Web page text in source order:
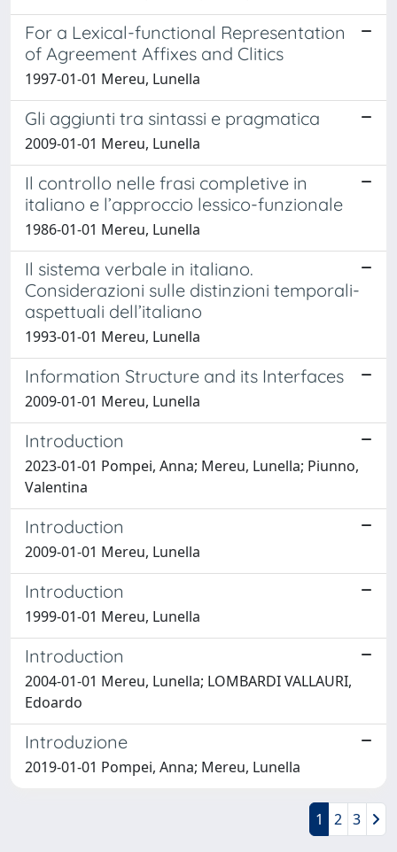
For a Lexical-functional Representation
of Agreement Affixes and Clitics
1997-01-01 Mereu, Lunella
Gli aggiunti tra sintassi e pragmatica
2009-01-01 Mereu, Lunella
Il controllo nelle frasi completive in
italiano e l’approccio lessico-funzionale
1986-01-01 Mereu, Lunella
Il sistema verbale in italiano.
Considerazioni sulle distinzioni temporali-
aspettuali dell’italiano
1993-01-01 Mereu, Lunella
Information Structure and its Interfaces
2009-01-01 Mereu, Lunella
Introduction
2023-01-01 Pompei, Anna; Mereu, Lunella; Piunno,
Valentina
Introduction
2009-01-01 Mereu, Lunella
Introduction
1999-01-01 Mereu, Lunella
Introduction
2004-01-01 Mereu, Lunella; LOMBARDI VALLAURI,
Edoardo
Introduzione
2019-01-01 Pompei, Anna; Mereu, Lunella
1 2 3